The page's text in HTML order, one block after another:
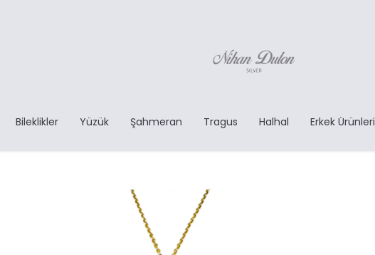
Bileklikler Yüzük Şahmeran Tragus Halhal Erkek Ürünleri